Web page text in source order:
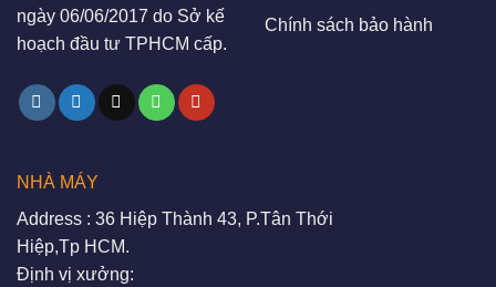
ngày 06/06/2017 do Sở kế
hoạch đầu tư TPHCM cấp.
Chính sách bảo hành
NHÀ MÁY
Address : 36 Hiệp Thành 43, P.Tân Thới
Hiệp,Tp HCM.
Định vị xưởng: